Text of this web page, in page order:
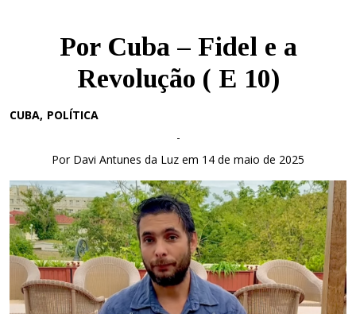
Por Cuba – Fidel e a
Revolução ( E 10)
CUBA POLÍTICA
-
Por Davi Antunes da Luz em 14 de maio de 2025